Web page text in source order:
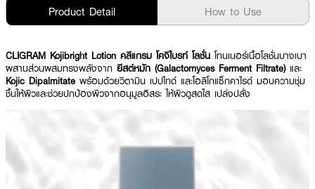
Product Detail How to Use
CLIGRAM Kojibright Lotion คลีแกรม โคจิไบรท์ โลชั่น โทนเนอร์เนื้อโลชั่นบางเบา
ผสานส่วนผสมทรงพลังจาก ยีสต์หมัก (Galactomyces Ferment Filtrate)และ
Kojic Dipalmitate พร้อมด้วยวิตามิน เปปไทด์ และโอลิโกแซ็กคาไรด์ มอบความชุ่ม
ชื้นให้ผิวและช่วยปกป้องผิวจากอนุมูลอิสระ ให้ผิวดูสดใส เปล่งปลั่ง